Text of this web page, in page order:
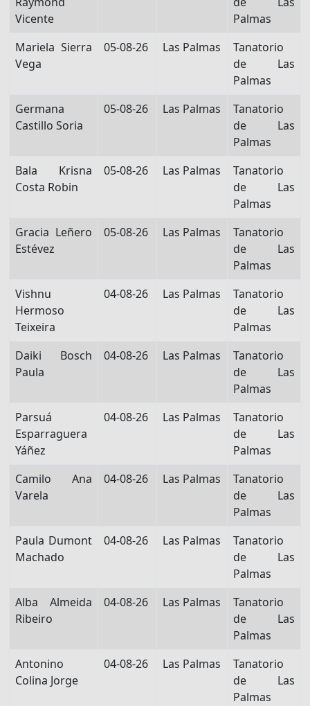
Vicente
Palmas
Mariela Sierra
Vega
05-08-26 Las Palmas
Tanatorio
de Las
Palmas
Germana
Castillo Soria
05-08-26 Las Palmas
Tanatorio
de Las
Palmas
Bala Krisna
Costa Robin
05-08-26 Las Palmas
Tanatorio
de Las
Palmas
Gracia Leñero
Estévez
05-08-26 Las Palmas
Tanatorio
de Las
Palmas
Vishnu
Hermoso
Teixeira
04-08-26 Las Palmas
Tanatorio
de Las
Palmas
Daiki Bosch
Paula
04-08-26 Las Palmas
Tanatorio
de Las
Palmas
Parsuá
Esparraguera
Yáñez
04-08-26 Las Palmas
Tanatorio
de Las
Palmas
Camilo Ana
Varela
04-08-26 Las Palmas
Tanatorio
de Las
Palmas
Paula Dumont
Machado
04-08-26 Las Palmas
Tanatorio
de Las
Palmas
Alba Almeida
Ribeiro
04-08-26 Las Palmas
Tanatorio
de Las
Palmas
Antonino
Colina Jorge
04-08-26 Las Palmas
Tanatorio
de Las
Palmas